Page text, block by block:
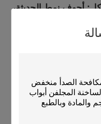
الزجاج 22 "* 64" هيكل: أجوف نمط الحديثة،